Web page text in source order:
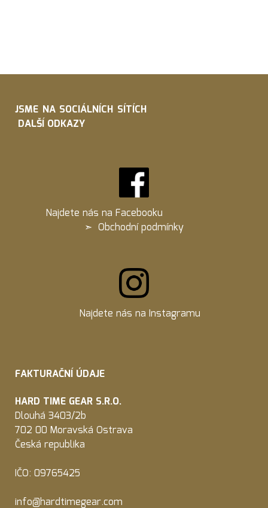
JSME NA SOCIÁLNÍCH SÍTÍCH
DALŠÍ ODKAZY
Najdete nás na Facebooku
➣ Obchodní podmínky
Najdete nás na Instagramu
FAKTURAČNÍ ÚDAJE
HARD TIME GEAR S.R.O.
Dlouhá 3403/2b
702 00 Moravská Ostrava
Česká republika
IČO: 09765425
info@hardtimegear.com